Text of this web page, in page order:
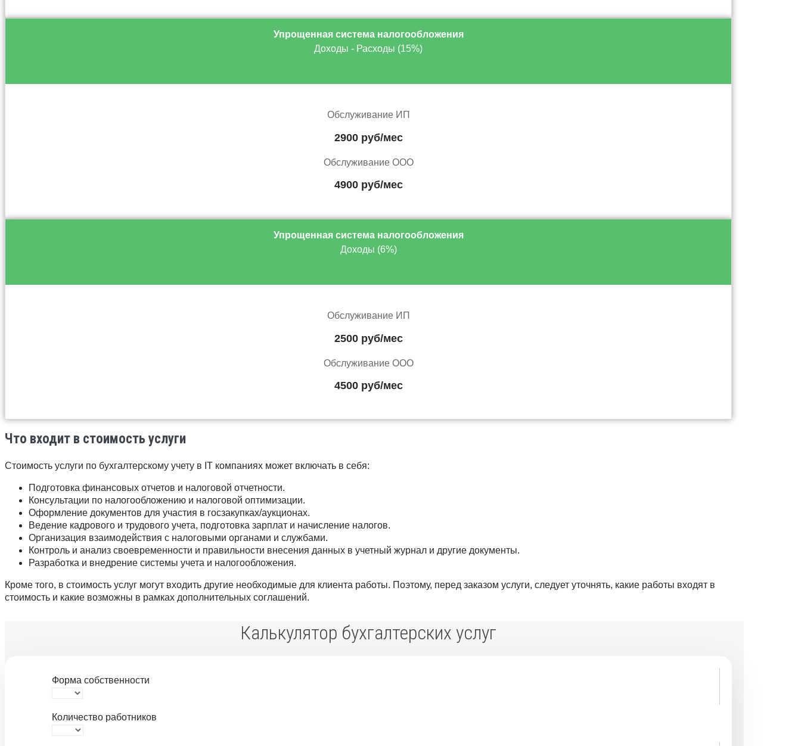
Упрощенная система налогообложения
Доходы - Расходы (15%)
Обслуживание ИП
2900 руб/мес
Обслуживание ООО
4900 руб/мес
Упрощенная система налогообложения
Доходы (6%)
Обслуживание ИП
2500 руб/мес
Обслуживание ООО
4500 руб/мес
Что входит в стоимость услуги
Стоимость услуги по бухгалтерскому учету в IT компаниях может включать в себя:
Подготовка финансовых отчетов и налоговой отчетности.
Консультации по налогообложению и налоговой оптимизации.
Оформление документов для участия в госзакупках/аукционах.
Ведение кадрового и трудового учета, подготовка зарплат и начисление налогов.
Организация взаимодействия с налоговыми органами и службами.
Контроль и анализ своевременности и правильности внесения данных в учетный журнал и другие документы.
Разработка и внедрение системы учета и налогообложения.
Кроме того, в стоимость услуг могут входить другие необходимые для клиента работы. Поэтому, перед заказом услуги, следует уточнять, какие работы входят в
стоимость и какие возможны в рамках дополнительных соглашений.
Калькулятор бухгалтерских услуг
Форма собственности
Количество работников